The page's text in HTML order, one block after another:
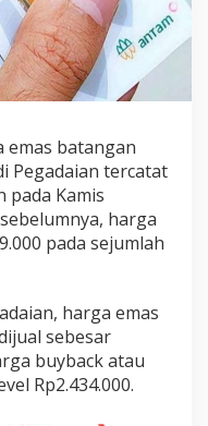
emas batangan
Pegadaian tercatat
pada Kamis
harga
pada sejumlah
harga emas
sebesar
buyback atau
Rp2.434.000.